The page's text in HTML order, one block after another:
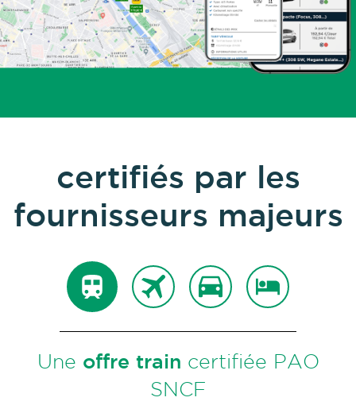
certifiés par les
fournisseurs majeurs
Une offre train certifiée PAO
SNCF